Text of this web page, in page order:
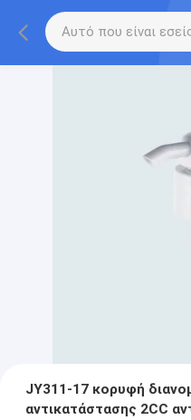
JY311-17 κορυφή
αντικατάστασης 2CC